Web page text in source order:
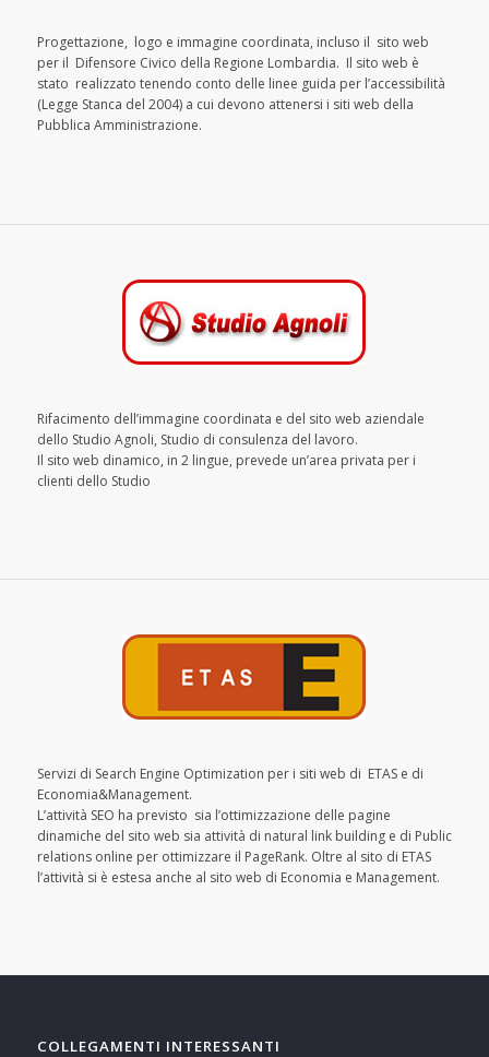
Progettazione, logo e immagine coordinata, incluso il sito web
per il Difensore Civico della Regione Lombardia. Il sito web è
stato realizzato tenendo conto delle linee guida per l’accessibilità
(Legge Stanca del 2004) a cui devono attenersi i siti web della
Pubblica Amministrazione.
Rifacimento dell’immagine coordinata e del sito web aziendale
dello Studio Agnoli, Studio di consulenza del lavoro.
Il sito web dinamico, in 2 lingue, prevede un’area privata per i
clienti dello Studio
Servizi di Search Engine Optimization per i siti web di ETAS e di
Economia&Management.
L’attività SEO ha previsto sia l’ottimizzazione delle pagine
dinamiche del sito web sia attività di natural link building e di Public
relations online per ottimizzare il PageRank. Oltre al sito di ETAS
l’attività si è estesa anche al sito web di Economia e Management.
COLLEGAMENTI INTERESSANTI